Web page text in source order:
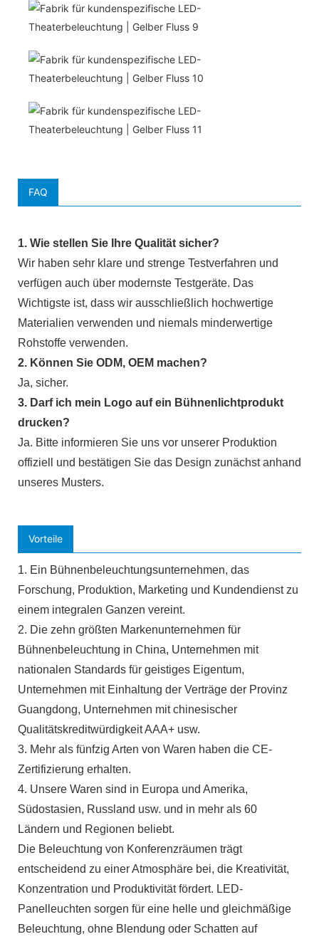
FAQ
1. Wie stellen Sie Ihre Qualität sicher?
Wir haben sehr klare und strenge Testverfahren und
verfügen auch über modernste Testgeräte. Das
Wichtigste ist, dass wir ausschließlich hochwertige
Materialien verwenden und niemals minderwertige
Rohstoffe verwenden.
2. Können Sie ODM, OEM machen?
Ja, sicher.
3. Darf ich mein Logo auf ein Bühnenlichtprodukt
drucken?
Ja. Bitte informieren Sie uns vor unserer Produktion
offiziell und bestätigen Sie das Design zunächst anhand
unseres Musters.
Vorteile
1. Ein Bühnenbeleuchtungsunternehmen, das
Forschung, Produktion, Marketing und Kundendienst zu
einem integralen Ganzen vereint.
2. Die zehn größten Markenunternehmen für
Bühnenbeleuchtung in China, Unternehmen mit
nationalen Standards für geistiges Eigentum,
Unternehmen mit Einhaltung der Verträge der Provinz
Guangdong, Unternehmen mit chinesischer
Qualitätskreditwürdigkeit AAA+ usw.
3. Mehr als fünfzig Arten von Waren haben die CE-
Zertifizierung erhalten.
4. Unsere Waren sind in Europa und Amerika,
Südostasien, Russland usw. und in mehr als 60
Ländern und Regionen beliebt.
Die Beleuchtung von Konferenzräumen trägt
entscheidend zu einer Atmosphäre bei, die Kreativität,
Konzentration und Produktivität fördert. LED-
Panelleuchten sorgen für eine helle und gleichmäßige
Beleuchtung, ohne Blendung oder Schatten auf